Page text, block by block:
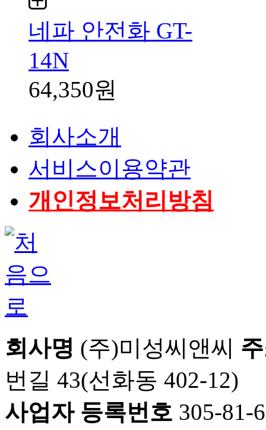
네파 안전화 GT-
14N
64,350원
회사소개
서비스이용약관
개인정보처리방침
회사명 (주)미성씨앤씨
번길 43(선화동 402-12)
사업자 등록번호 305-81-